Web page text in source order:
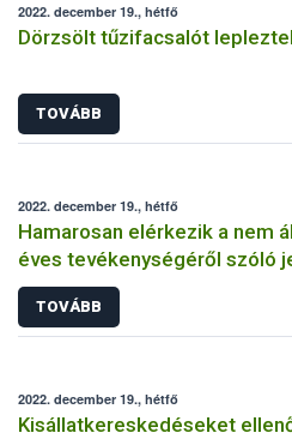
2022. december 19., hétfő
Dörzsölt tűzifacsalót
TOVÁBB
2022. december 19., hétfő
Hamarosan elérkezik a nem
éves tevékenységéről szóló
határideje
TOVÁBB
2022. december 19., hétfő
Kisállatkereskedéseket